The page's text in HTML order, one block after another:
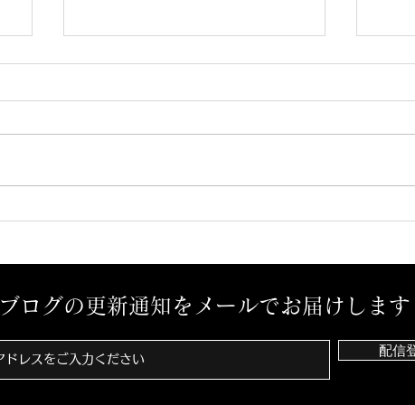
予感？ 孤独
ブログの更新通知をメールでお届けします
配信